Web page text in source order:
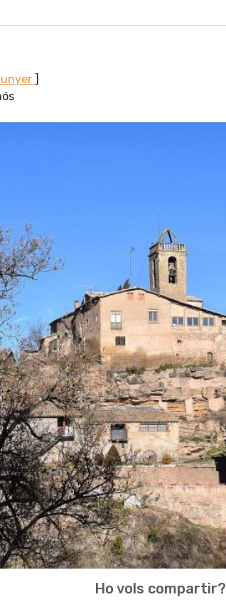
]
Ho vols compartir?